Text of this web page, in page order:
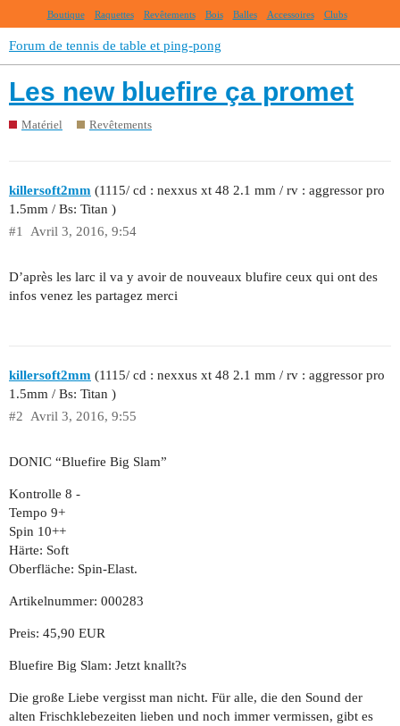
Boutique Raquettes Revêtements Bois Balles Accessoires Clubs
Forum de tennis de table et ping-pong
Les new bluefire ça promet
Matériel Revêtements
killersoft2mm (1115/ cd : nexxus xt 48 2.1 mm / rv : aggressor pro
1.5mm / Bs: Titan )
Avril 3, 2016, 9:54
#1
D’après les larc il va y avoir de nouveaux blufire ceux qui ont des
infos venez les partagez merci
killersoft2mm (1115/ cd : nexxus xt 48 2.1 mm / rv : aggressor pro
1.5mm / Bs: Titan )
Avril 3, 2016, 9:55
#2
DONIC “Bluefire Big Slam”
Kontrolle 8 -
Tempo 9+
Spin 10++
Härte: Soft
Oberfläche: Spin-Elast.
Artikelnummer: 000283
Preis: 45,90 EUR
Bluefire Big Slam: Jetzt knallt?s
Die große Liebe vergisst man nicht. Für alle, die den Sound der
alten Frischklebezeiten lieben und noch immer vermissen, gibt es